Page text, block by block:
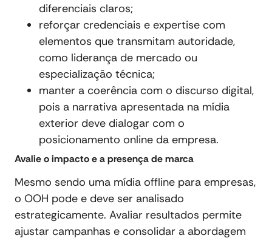
diferenciais claros;
reforçar credenciais e expertise com
elementos que transmitam autoridade,
como liderança de mercado ou
especialização técnica;
manter a coerência com o discurso digital,
pois a narrativa apresentada na mídia
exterior deve dialogar com o
posicionamento online da empresa.
Avalie o impacto e a presença de marca
Mesmo sendo uma mídia offline para empresas,
o OOH pode e deve ser analisado
estrategicamente. Avaliar resultados permite
ajustar campanhas e consolidar a abordagem